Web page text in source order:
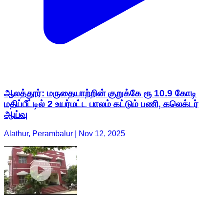
ஆலத்தூர்: மருதையாற்றின் குறுக்கே ரூ 10.9 கோடி
மதிப்பீட்டில் 2 உயர்மட்ட பாலம் கட்டும் பணி, கலெக்டர்
ஆய்வு
Alathur, Perambalur | Nov 12, 2025